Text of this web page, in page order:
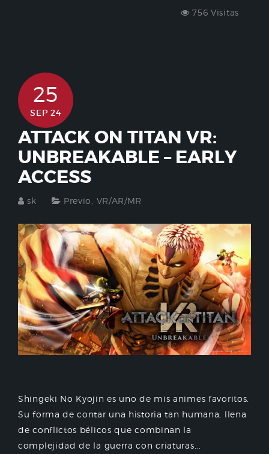
756 Visitas
25
SEP 24
ATTACK ON TITAN VR:
UNBREAKABLE – EARLY
ACCESS
sk Previo, VR/AR/MR
Shingeki No Kyojin es uno de mis animes favoritos.
Su forma de contar una historia tan humana, llena
de conflictos bélicos que combinan la
complejidad de la guerra con criaturas...